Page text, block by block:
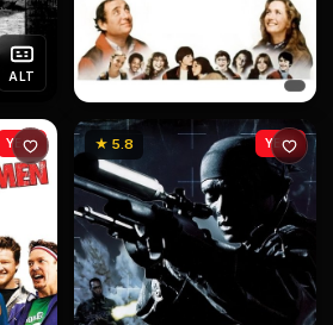
ALT
YENİ ★ 5.8 YENİ